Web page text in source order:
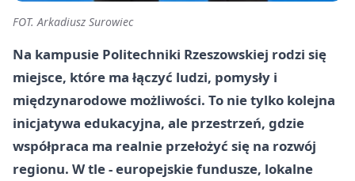
FOT. Arkadiusz Surowiec
Na kampusie Politechniki Rzeszowskiej rodzi się
miejsce, które ma łączyć ludzi, pomysły i
międzynarodowe możliwości. To nie tylko kolejna
inicjatywa edukacyjna, ale przestrzeń, gdzie
współpraca ma realnie przełożyć się na rozwój
regionu. W tle - europejskie fundusze, lokalne